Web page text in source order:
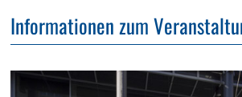
Informationen zum